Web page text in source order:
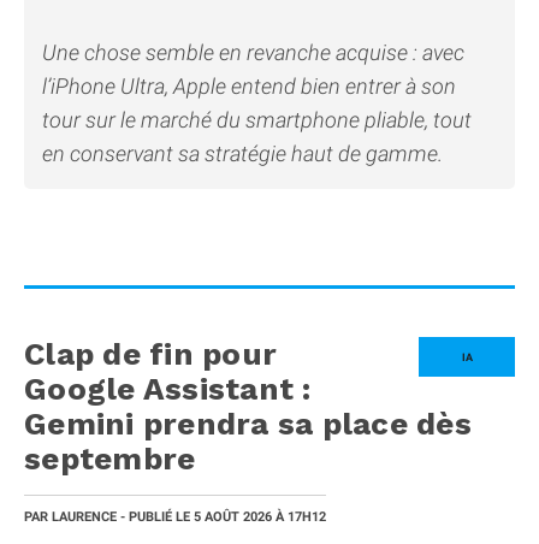
Une chose semble en revanche acquise : avec
l’iPhone Ultra, Apple entend bien entrer à son
tour sur le marché du smartphone pliable, tout
en conservant sa stratégie haut de gamme.
IA
Clap de fin pour
Google Assistant :
Gemini prendra sa place dès
septembre
PAR LAURENCE - PUBLIÉ LE 5 AOÛT 2026 À 17H12